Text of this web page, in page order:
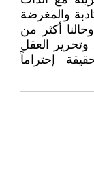
والمغرضة
أكثر من
العقل
إحتراماً